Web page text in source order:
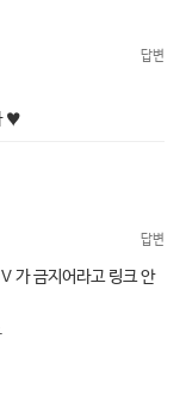
답변
♥
답변
가 금지어라고 링크 안